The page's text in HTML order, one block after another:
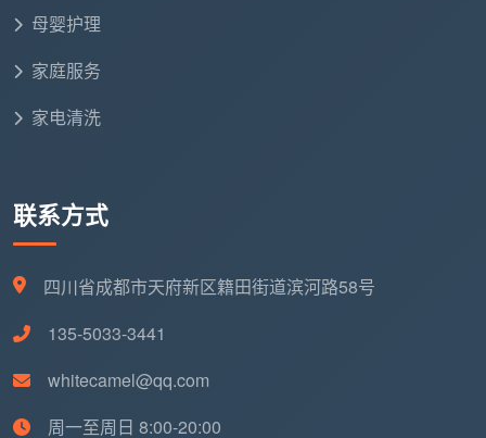
一倍的全链条拆解
很多消费者在对比“
日常保洁35元和60元之间的差距，往往包含了五个维度
1. 服务模式差异（平台中介 vs 员工直营）
抽成比例较高。保洁员到手收入被大幅压缩，积极性不
的情况。而员工直营模式——保洁师由公司统一招聘、
统一培训、统一管理——虽然单价相对更高，但服务标
母婴护理
家庭服务
家电清洗
联系方式
四川省成都市天府新区籍田街道滨河路58号
135-5033-3441
whitecamel@qq.com
周一至周日 8:00-20:00